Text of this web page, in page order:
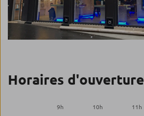
Horaires d'ouverture
9h 10h 11 h